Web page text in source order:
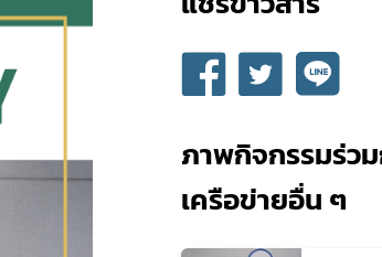
ภาพกิจกรรมร่ว
เครือข่ายอื่น ๆ